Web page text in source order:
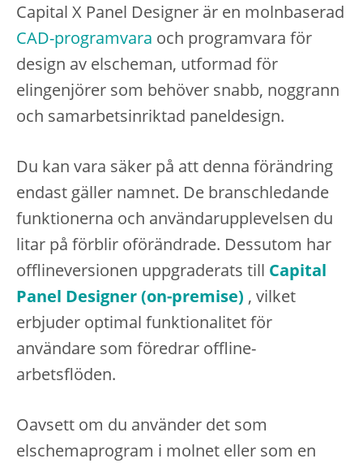
Capital X Panel Designer är en molnbaserad
CAD-programvara och programvara för
design av elscheman, utformad för
elingenjörer som behöver snabb, noggrann
och samarbetsinriktad paneldesign.
Du kan vara säker på att denna förändring
endast gäller namnet. De branschledande
funktionerna och användarupplevelsen du
litar på förblir oförändrade. Dessutom har
offlineversionen uppgraderats till Capital
Panel Designer (on-premise) , vilket
erbjuder optimal funktionalitet för
användare som föredrar offline-
arbetsflöden.
Oavsett om du använder det som
elschemaprogram i molnet eller som en